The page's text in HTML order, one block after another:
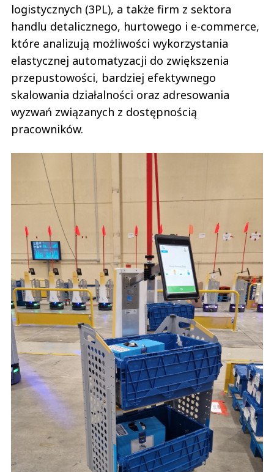
logistycznych (3PL), a także firm z sektora
handlu detalicznego, hurtowego i e-commerce,
które analizują możliwości wykorzystania
elastycznej automatyzacji do zwiększenia
przepustowości, bardziej efektywnego
skalowania działalności oraz adresowania
wyzwań związanych z dostępnością
pracowników.